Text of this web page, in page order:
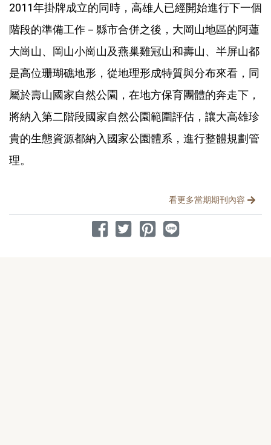
2011年掛牌成立的同時，高雄人已經開始進行下一個
階段的準備工作－縣市合併之後，大岡山地區的阿蓮
大崗山、岡山小崗山及燕巢雞冠山和壽山、半屏山都
是高位珊瑚礁地形，從地理形成特質與分布來看，同
屬於壽山國家自然公園，在地方保育團體的奔走下，
將納入第二階段國家自然公園範圍評估，讓大高雄珍
貴的生態資源都納入國家公園體系，進行整體規劃管
理。
看更多當期期刊內容
分享文章
分享到 Facebook
分享到 Twitter
分享到 Pinterest
分享到 Line